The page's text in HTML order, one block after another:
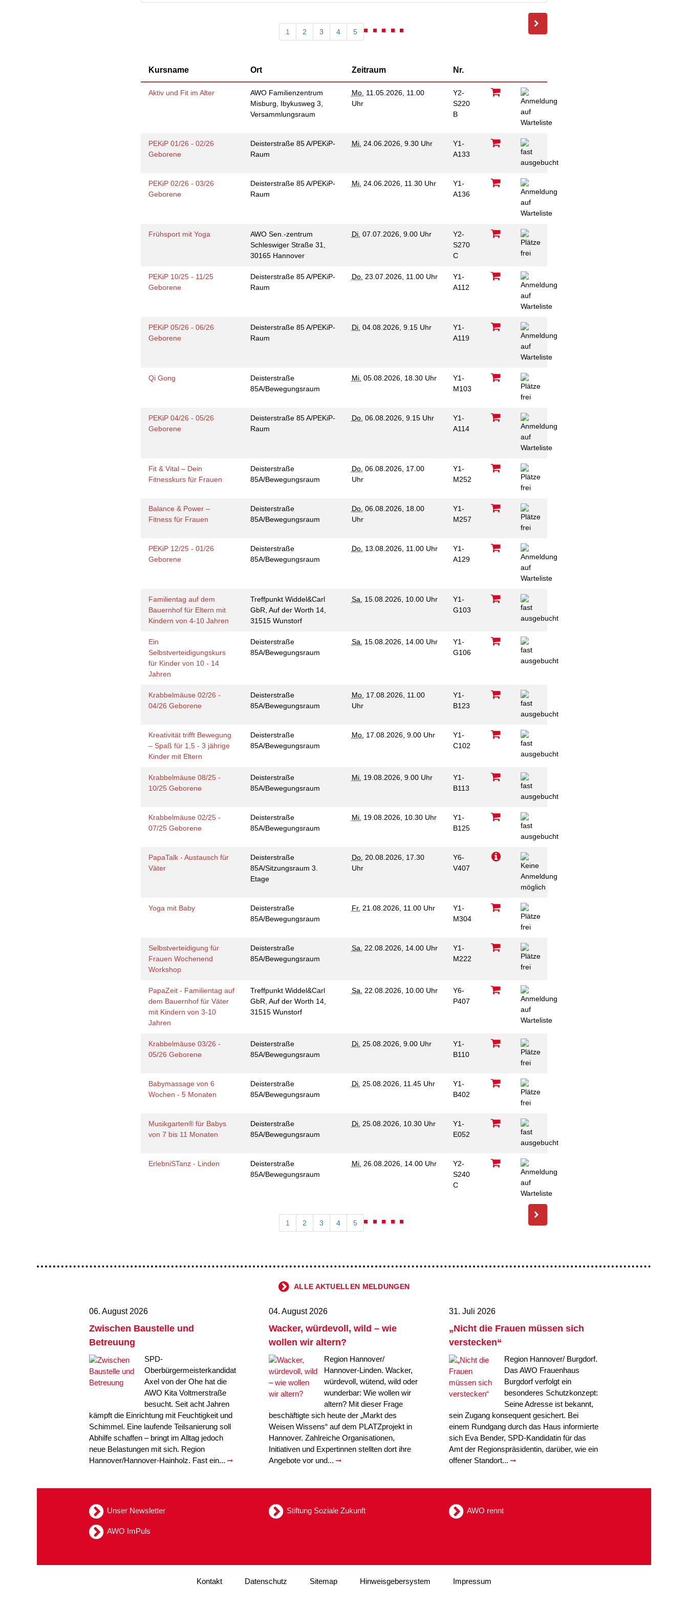
1 2 3 4 5
Kursname Ort Zeitraum Nr.
Aktiv und Fit im Alter
AWO Familienzentrum
Misburg, Ibykusweg 3,
Versammlungsraum
Mo. 11.05.2026, 11.00
Uhr
Y2-
S220
B
PEKiP 01/26 - 02/26
Geborene
Deisterstraße 85 A/PEKiP-
Raum
Mi. 24.06.2026, 9.30 Uhr
Y1-
A133
PEKiP 02/26 - 03/26
Geborene
Deisterstraße 85 A/PEKiP-
Raum
Mi. 24.06.2026, 11.30 Uhr
Y1-
A136
Frühsport mit Yoga
AWO Sen.-zentrum
Schleswiger Straße 31,
30165 Hannover
Di. 07.07.2026, 9.00 Uhr
Y2-
S270
C
PEKiP 10/25 - 11/25
Geborene
Deisterstraße 85 A/PEKiP-
Raum
Do. 23.07.2026, 11.00 Uhr
Y1-
A112
PEKiP 05/26 - 06/26
Geborene
Deisterstraße 85 A/PEKiP-
Raum
Di. 04.08.2026, 9.15 Uhr
Y1-
A119
Qi Gong
Deisterstraße
85A/Bewegungsraum
Mi. 05.08.2026, 18.30 Uhr
Y1-
M103
PEKiP 04/26 - 05/26
Geborene
Deisterstraße 85 A/PEKiP-
Raum
Do. 06.08.2026, 9.15 Uhr
Y1-
A114
Fit & Vital – Dein
Fitnesskurs für Frauen
Deisterstraße
85A/Bewegungsraum
Do. 06.08.2026, 17.00
Uhr
Y1-
M252
Balance & Power –
Fitness für Frauen
Deisterstraße
85A/Bewegungsraum
Do. 06.08.2026, 18.00
Uhr
Y1-
M257
PEKiP 12/25 - 01/26
Geborene
Deisterstraße
85A/Bewegungsraum
Do. 13.08.2026, 11.00 Uhr
Y1-
A129
Familientag auf dem
Bauernhof für Eltern mit
Kindern von 4-10 Jahren
Treffpunkt Widdel&Carl
GbR, Auf der Worth 14,
31515 Wunstorf
Sa. 15.08.2026, 10.00 Uhr
Y1-
G103
Ein
Selbstverteidigungskurs
für Kinder von 10 - 14
Jahren
Deisterstraße
85A/Bewegungsraum
Sa. 15.08.2026, 14.00 Uhr
Y1-
G106
Krabbelmäuse 02/26 -
04/26 Geborene
Deisterstraße
85A/Bewegungsraum
Mo. 17.08.2026, 11.00
Uhr
Y1-
B123
Kreativität trifft Bewegung
– Spaß für 1,5 - 3 jährige
Kinder mit Eltern
Deisterstraße
85A/Bewegungsraum
Mo. 17.08.2026, 9.00 Uhr
Y1-
C102
Krabbelmäuse 08/25 -
10/25 Geborene
Deisterstraße
85A/Bewegungsraum
Mi. 19.08.2026, 9.00 Uhr
Y1-
B113
Krabbelmäuse 02/25 -
07/25 Geborene
Deisterstraße
85A/Bewegungsraum
Mi. 19.08.2026, 10.30 Uhr
Y1-
B125
PapaTalk - Austausch für
Väter
Deisterstraße
85A/Sitzungsraum 3.
Etage
Do. 20.08.2026, 17.30
Uhr
Y6-
V407
Yoga mit Baby
Deisterstraße
85A/Bewegungsraum
Fr. 21.08.2026, 11.00 Uhr
Y1-
M304
Selbstverteidigung für
Frauen Wochenend
Workshop
Deisterstraße
85A/Bewegungsraum
Sa. 22.08.2026, 14.00 Uhr
Y1-
M222
PapaZeit - Familientag auf
dem Bauernhof für Väter
mit Kindern von 3-10
Jahren
Treffpunkt Widdel&Carl
GbR, Auf der Worth 14,
31515 Wunstorf
Sa. 22.08.2026, 10.00 Uhr
Y6-
P407
Krabbelmäuse 03/26 -
05/26 Geborene
Deisterstraße
85A/Bewegungsraum
Di. 25.08.2026, 9.00 Uhr
Y1-
B110
Babymassage von 6
Wochen - 5 Monaten
Deisterstraße
85A/Bewegungsraum
Di. 25.08.2026, 11.45 Uhr
Y1-
B402
Musikgarten® für Babys
von 7 bis 11 Monaten
Deisterstraße
85A/Bewegungsraum
Di. 25.08.2026, 10.30 Uhr
Y1-
E052
ErlebniSTanz - Linden
Deisterstraße
85A/Bewegungsraum
Mi. 26.08.2026, 14.00 Uhr
Y2-
S240
C
1 2 3 4 5
ALLE AKTUELLEN MELDUNGEN
06. August 2026
Zwischen Baustelle und
Betreuung
SPD-
Oberbürgermeisterkandidat
Axel von der Ohe hat die
AWO Kita Voltmerstraße
besucht. Seit acht Jahren
kämpft die Einrichtung mit Feuchtigkeit und
Schimmel. Eine laufende Teilsanierung soll
Abhilfe schaffen – bringt im Alltag jedoch
neue Belastungen mit sich. Region
Hannover/Hannover-Hainholz. Fast ein...
04. August 2026
Wacker, würdevoll, wild – wie
wollen wir altern?
Region Hannover/
Hannover-Linden. Wacker,
würdevoll, wütend, wild oder
wunderbar: Wie wollen wir
altern? Mit dieser Frage
beschäftigte sich heute der „Markt des
Weisen Wissens“ auf dem PLATZprojekt in
Hannover. Zahlreiche Organisationen,
Initiativen und Expertinnen stellten dort ihre
Angebote vor und...
31. Juli 2026
„Nicht die Frauen müssen sich
verstecken“
Region Hannover/ Burgdorf.
Das AWO Frauenhaus
Burgdorf verfolgt ein
besonderes Schutzkonzept:
Seine Adresse ist bekannt,
sein Zugang konsequent gesichert. Bei
einem Rundgang durch das Haus informierte
sich Eva Bender, SPD-Kandidatin für das
Amt der Regionspräsidentin, darüber, wie ein
offener Standort...
Unser Newsletter Stiftung Soziale Zukunft AWO rennt
AWO ImPuls
Kontakt Datenschutz Sitemap Hinweisgebersystem Impressum